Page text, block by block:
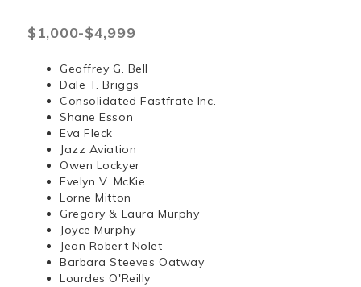
$1,000-$4,999
Geoffrey G. Bell
Dale T. Briggs
Consolidated Fastfrate Inc.
Shane Esson
Eva Fleck
Jazz Aviation
Owen Lockyer
Evelyn V. McKie
Lorne Mitton
Gregory & Laura Murphy
Joyce Murphy
Jean Robert Nolet
Barbara Steeves Oatway
Lourdes O'Reilly